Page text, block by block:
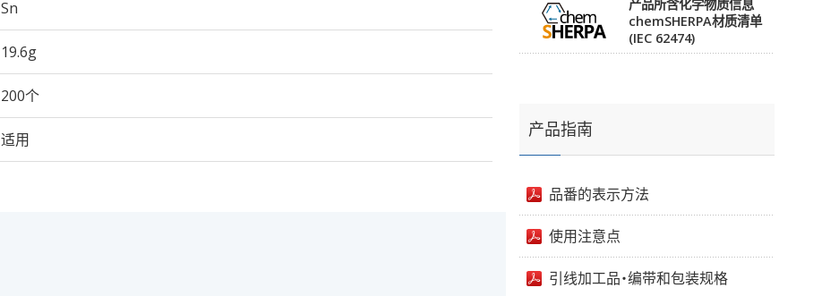
Sn
19.6g
200个
适用
产品所含化学物质信息
chemSHERPA材质清单
(IEC 62474)
产品指南
品番的表示方法
使用注意点
引线加工品・编带和包装规格